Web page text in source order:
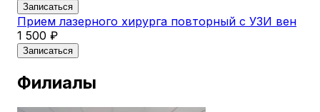
Записаться
Прием лазерного хирурга повторный с УЗИ вен
1 500 ₽
Записаться
Филиалы